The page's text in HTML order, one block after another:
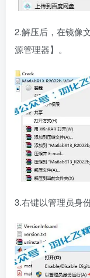
2.解压后，在镜像
源管理器】。
3.右键以管理员身